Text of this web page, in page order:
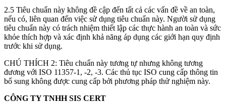
2.5 Tiêu chuẩn này không đề cập đến tất cả các vấn đề về an toàn,
nếu có, liên quan đến việc sử dụng tiêu chuẩn này. Người sử dụng
tiêu chuẩn này có trách nhiệm thiết lập các thực hành an toàn và sức
khỏe thích hợp và xác định khả năng áp dụng các giới hạn quy định
trước khi sử dụng.
CHÚ THÍCH 2: Tiêu chuẩn này tương tự nhưng không tương
đương với ISO 11357-1, -2, -3. Các thủ tục ISO cung cấp thông tin
bổ sung không được cung cấp bởi phương pháp thử nghiệm này.
CÔNG TY TNHH SIS CERT